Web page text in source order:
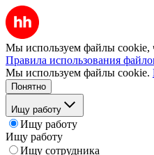
Мы используем файлы cookie,
Правила использования
Мы используем файлы cookie.
Понятно
Ищу работу
Ищу работу
Ищу работу
Ищу сотрудника